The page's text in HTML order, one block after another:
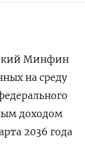
Минфин
на среду
доходом
2036 года